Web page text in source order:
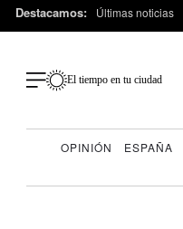
Destacamos: Últimas noticias
El tiempo en tu ciudad
OPINIÓN ESPAÑA